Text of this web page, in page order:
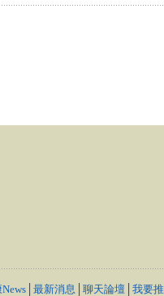
最新消息 聊天論壇 我要